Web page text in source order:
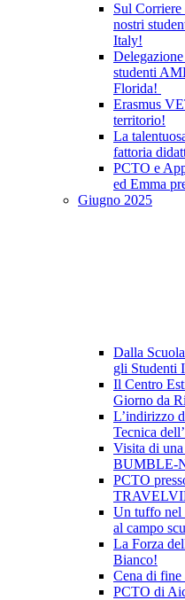
Sul
nostri
Italy!
studenti
Florida!
Erasmus
territorio!
La
fattoria
PCTO e
ed Emma
Giugno 2025
Dalla
gli Studenti
Il Centro
Giorno da
L’indirizzo
Tecnica
Visita di
BUMBLE-
PCTO
Un tuffo nel
al campo
La Forza
Bianco!
Cena di
PCTO di